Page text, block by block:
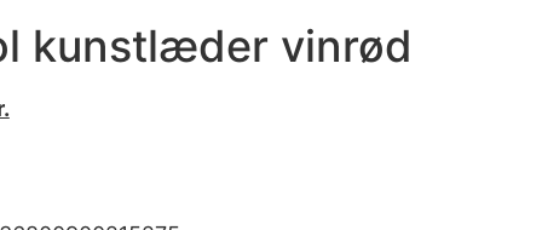
kunstlæder vinrød